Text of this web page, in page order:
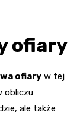
ofiary
ofiary w tej
obliczu
ale także